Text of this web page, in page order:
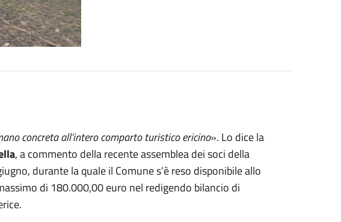
concreta all’intero comparto turistico ericino». Lo dice la
, a commento della recente assemblea dei soci della
durante la quale il Comune s’è reso disponibile allo
di 180.000,00 euro nel redigendo bilancio di